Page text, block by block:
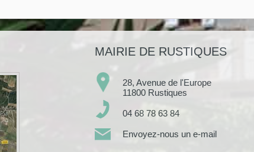
MAIRIE DE RUSTIQUES
28, Avenue de l'Europe
11800 Rustiques
04 68 78 63 84
Envoyez-nous un e-mail